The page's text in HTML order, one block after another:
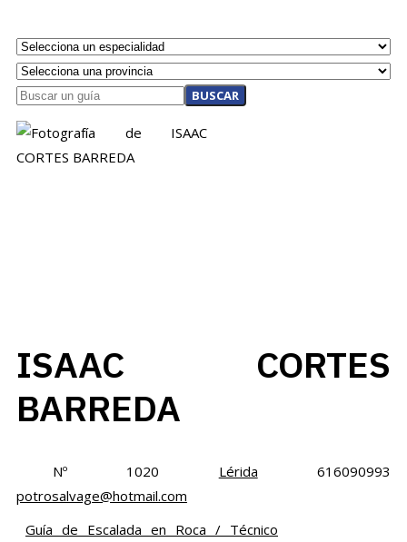
BUSCAR
ISAAC CORTES
BARREDA
Nº 1020 Lérida
616090993
potrosalvage@hotmail.com
Guía de Escalada en Roca / Técnico